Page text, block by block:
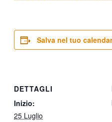
Salva nel tuo
DETTAGLI
Inizio:
25 Luglio